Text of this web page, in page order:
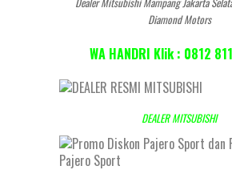
Diamond Motors
WA HANDRI Klik : 0812
DEALER MITSUBISHI